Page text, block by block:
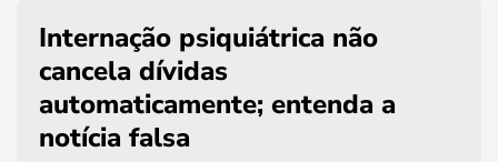
Internação psiquiátrica não
cancela dívidas
automaticamente; entenda a
notícia falsa